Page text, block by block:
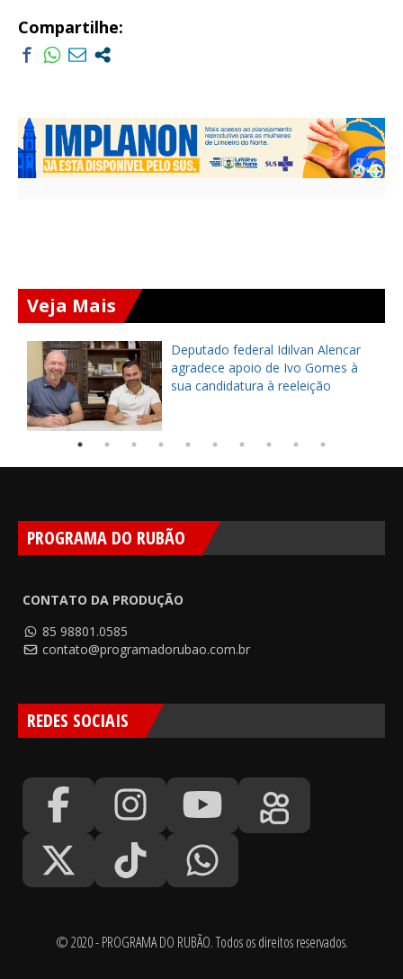
Compartilhe:
Veja Mais
Deputado federal Idilvan Alencar
agradece apoio de Ivo Gomes à
sua candidatura à reeleição
PROGRAMA DO RUBÃO
CONTATO DA PRODUÇÃO
85 98801.0585
contato@programadorubao.com.br
REDES SOCIAIS
© 2020 - PROGRAMA DO RUBÃO. Todos os direitos reservados.